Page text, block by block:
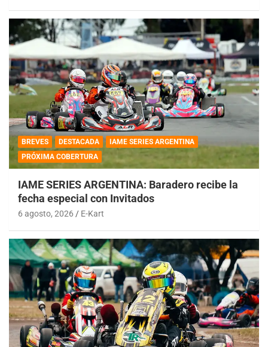
BREVES DESTACADA
IAME SERIES ARGENTINA
PRÓXIMA COBERTURA
IAME SERIES ARGENTINA: Baradero recibe la
fecha especial con Invitados
6 agosto, 2026 E-Kart